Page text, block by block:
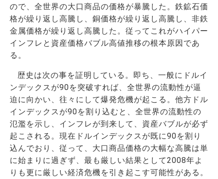
ので、全世界の大口商品の価格が暴騰した。鉄鉱石価
格が繰り返し高騰し、銅価格が繰り返し高騰し、非鉄
金属価格が繰り返し高騰した。従ってこれがハイパー
インフレと資産価格バブル高値推移の根本原因であ
る。
歴史は次の事を証明している。即ち、一般にドルイ
ンデックスが90を突破すれば、全世界の流動性が逼
迫に向かい、往々にして爆発危機が起こる。他方ドル
インデックスが90を割り込むと、全世界の流動性の
氾濫を示し、インフレが到来して、資産バブルが必ず
起こされる。現在ドルインデックスが既に90を割り
込んでおり、従って、大口商品価格の大幅な高騰は単
に始まりに過ぎず、最も厳しい結果として2008年よ
りも更に厳しい経済危機を引き起こす可能性がある。